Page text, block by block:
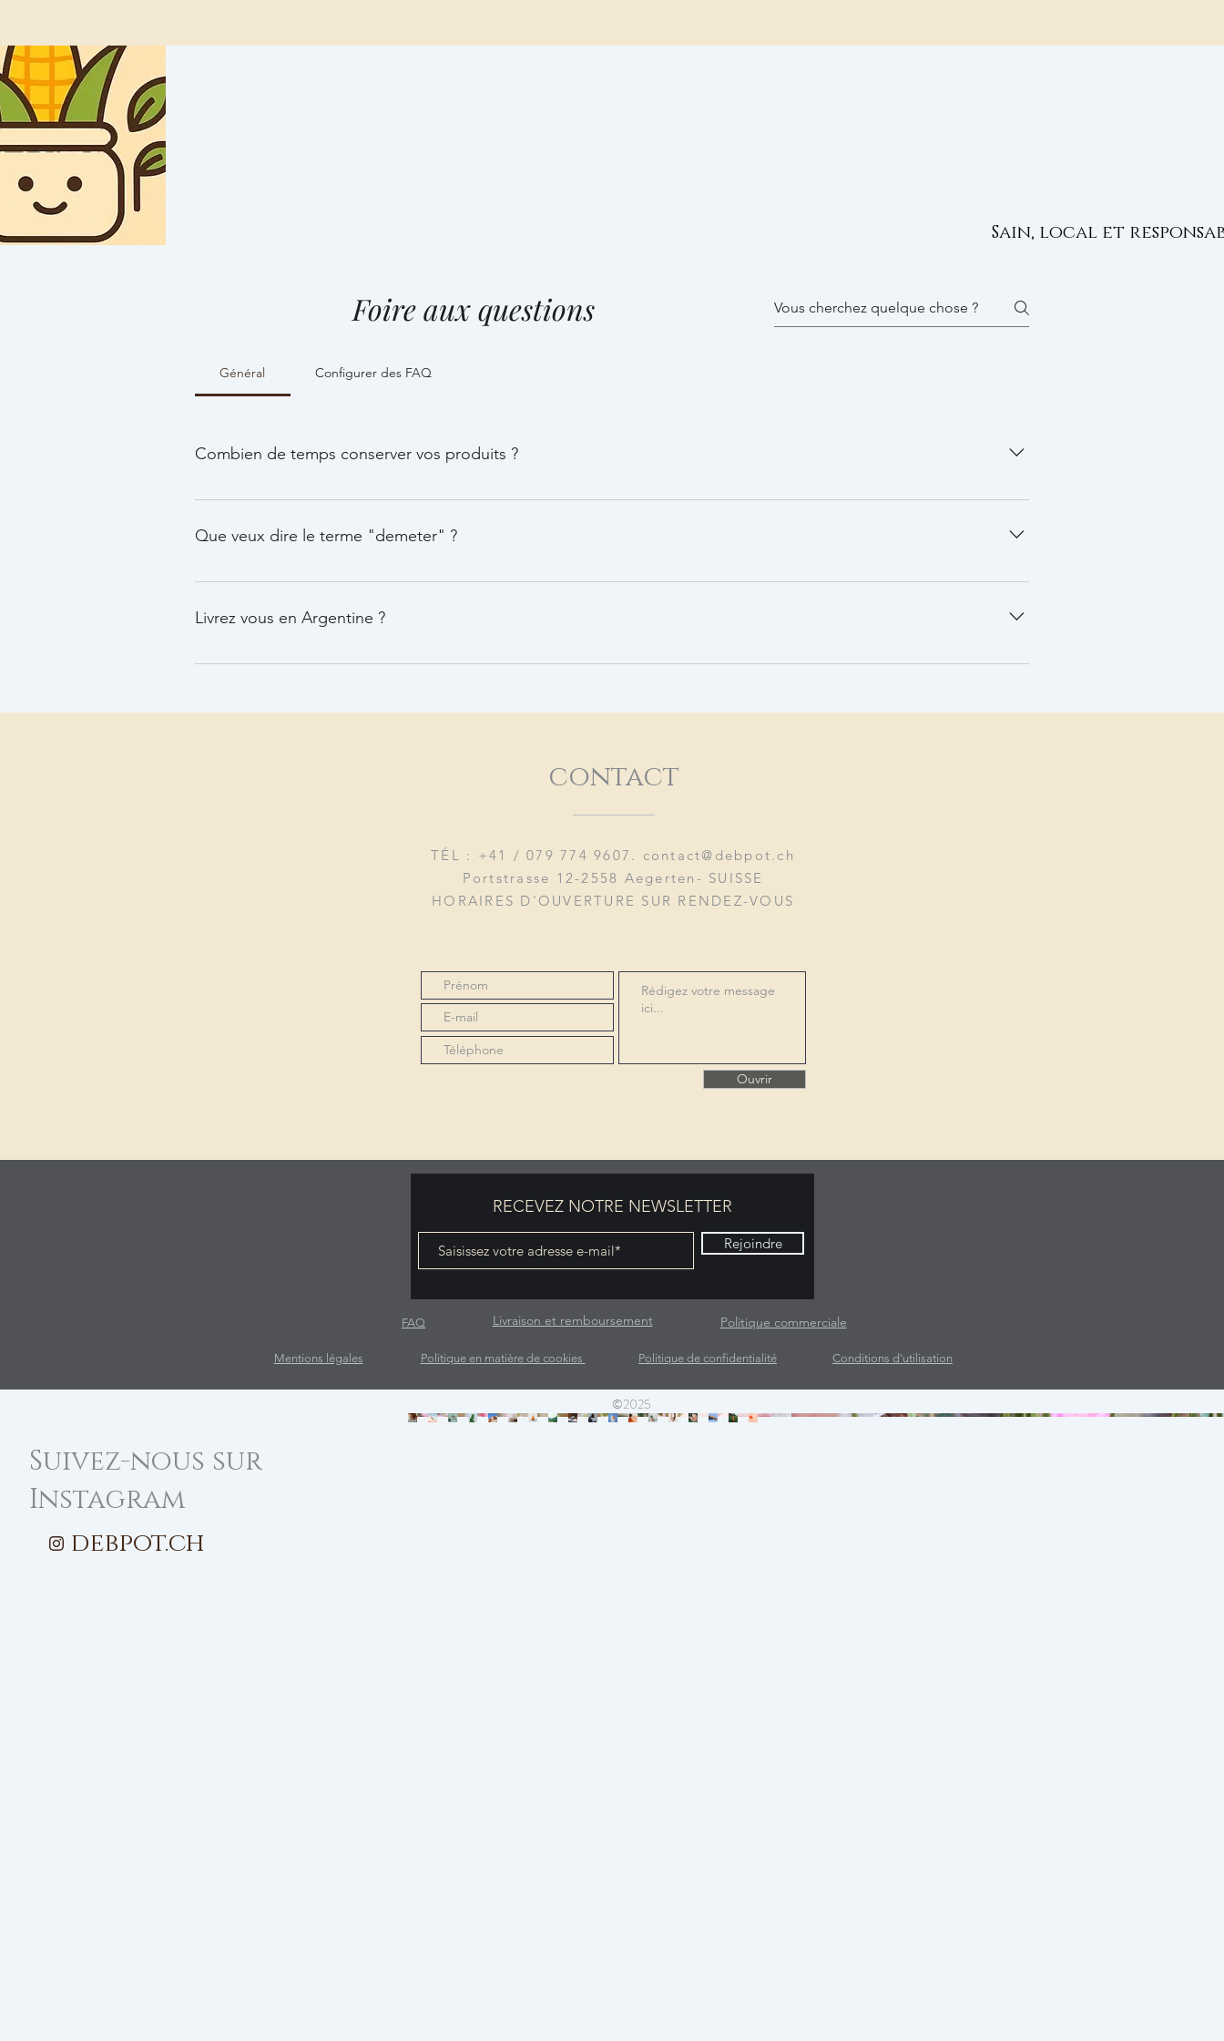
Sain, local et
Foire aux questions
Général Configurer des FAQ
Combien de temps conserver vos produits ?
Aussi longtemps qu'il y a pas de champignons
Que veux dire le terme "demeter" ?
que c'est fait bien et mieux que bio
Livrez vous en Argentine ?
oui bien sûr si vous payer le billet d'avion pour moi et mon homme merveilleux !
contact
TÉL : +41 / 079 774 9607. contact@debpot.ch
Portstrasse 12-2558 Aegerten- SUISSE
HORAIRES D'OUVERTURE SUR RENDEZ-VOUS
Ouvrir
RECEVEZ NOTRE NEWSLETTER
Rejoindre
Mentions légales
FAQ Livraison et remboursement Politique commerciale
Politique en matière de cookies Politique de confidentialité Conditions d'utilisation
©2025
Suivez-nous sur
Instagram
debpot.ch